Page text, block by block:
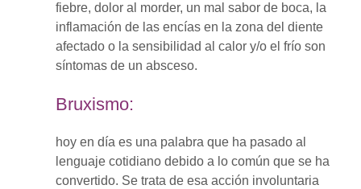
fiebre, dolor al morder, un mal sabor de boca, la
inflamación de las encías en la zona del diente
afectado o la sensibilidad al calor y/o el frío son
síntomas de un absceso.
Bruxismo:
hoy en día es una palabra que ha pasado al
lenguaje cotidiano debido a lo común que se ha
convertido. Se trata de esa acción involuntaria